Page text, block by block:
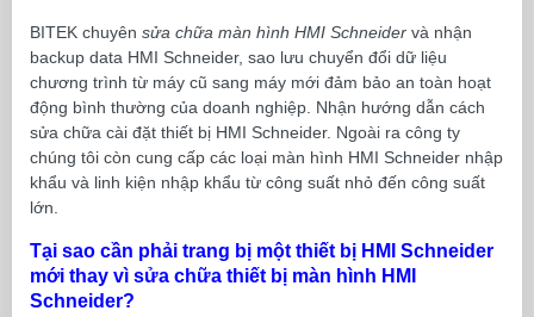
BITEK chuyên sửa chữa màn hình HMI Schneider và nhận
backup data HMI Schneider, sao lưu chuyển đổi dữ liệu
chương trình từ máy cũ sang máy mới đảm bảo an toàn hoạt
động bình thường của doanh nghiệp. Nhận hướng dẫn cách
sửa chữa cài đặt thiết bị HMI Schneider. Ngoài ra công ty
chúng tôi còn cung cấp các loại màn hình HMI Schneider nhập
khẩu và linh kiện nhập khẩu từ công suất nhỏ đến công suất
lớn.
Tại sao cần phải trang bị một thiết bị HMI Schneider
mới thay vì sửa chữa thiết bị màn hình HMI
Schneider?